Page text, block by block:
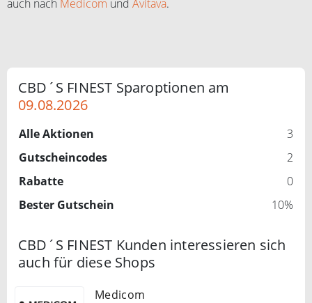
auch nach Medicom und Avitava.
CBD´S FINEST Sparoptionen am
09.08.2026
Alle Aktionen
3
Gutscheincodes
2
Rabatte
0
Bester Gutschein
10%
CBD´S FINEST Kunden interessieren sich
auch für diese Shops
Medicom